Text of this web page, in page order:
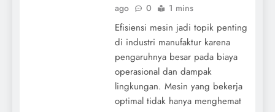
ago
0 1 mins
Efisiensi mesin jadi topik penting
di industri manufaktur karena
pengaruhnya besar pada biaya
operasional dan dampak
lingkungan. Mesin yang bekerja
optimal tidak hanya menghemat